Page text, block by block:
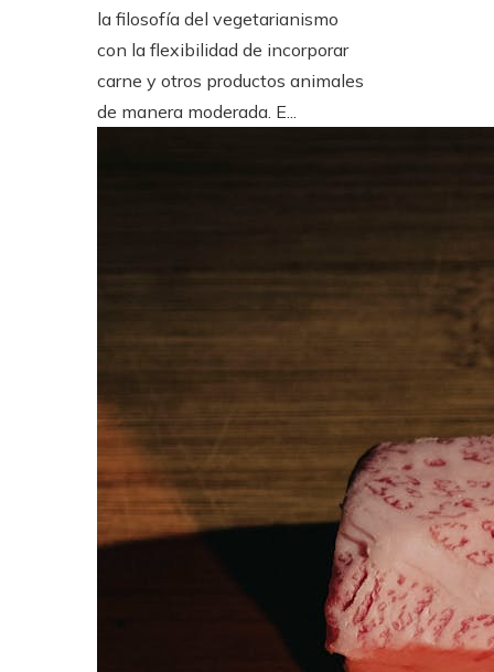
la filosofía del vegetarianismo
con la flexibilidad de incorporar
carne y otros productos animales
de manera moderada. E...